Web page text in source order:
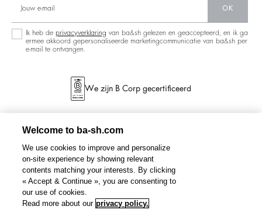
Filter
Gemeenschap
Duurzame Collectie
OK
Ik heb de privacyverklaring van ba&sh gelezen en geaccepteerd, en ik ga
ermee akkoord gepersonaliseerde marketingcommunicatie van ba&sh per
e-mail te ontvangen.
We zijn B Corp gecertificeerd
Welcome to ba-sh.com
We use cookies to improve and personalize
on-site experience by showing relevant
contents matching your interests. By clicking
« Accept & Continue », you are consenting to
our use of cookies.
Read more about our privacy policy.